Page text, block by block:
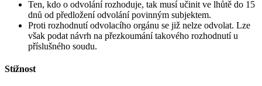
Ten, kdo o odvolání rozhoduje, tak musí učinit ve lhůtě do 15
dnů od předložení odvolání povinným subjektem.
Proti rozhodnutí odvolacího orgánu se již nelze odvolat. Lze
však podat návrh na přezkoumání takového rozhodnutí u
příslušného soudu.
Stížnost